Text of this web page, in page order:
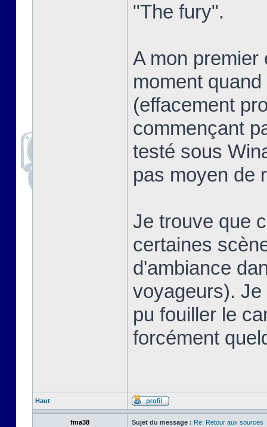
"The fury".
A mon premier
moment
(effacement
commençant
testé sous
pas moyen de
Je trouve que
certaines
d'ambiance
voyageurs).
pu fouiller le
forcément
Haut
fma38 Sujet du message : Re: Retour aux sources